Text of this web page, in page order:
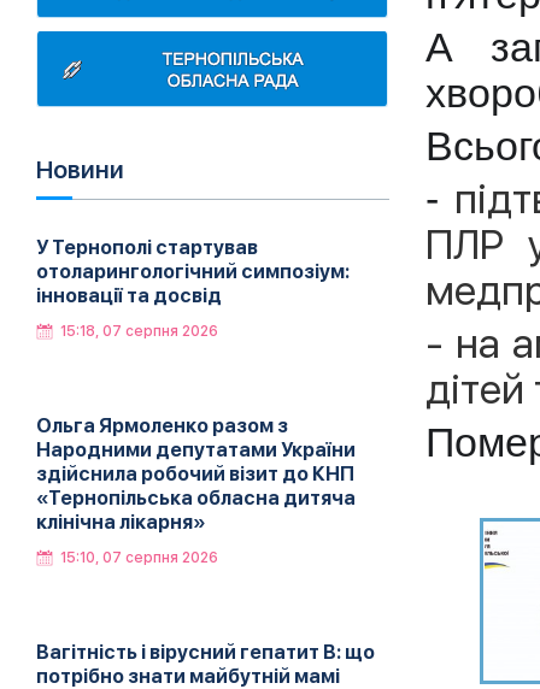
Новини
У Тернополі стартував
отоларингологічний симпозіум:
інновації та досвід
15:18, 07 серпня 2026
Ольга Ярмоленко разом з
Народними депутатами України
здійснила робочий візит до КНП
«Тернопільська обласна дитяча
клінічна лікарня»
15:10, 07 серпня 2026
Вагітність і вірусний гепатит В: що
потрібно знати майбутній мамі
А
-
ПЛР
- на